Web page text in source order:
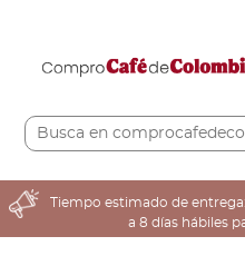
COMPRA AQUÍ
COLOMBIA CAFETERA
Tiempo estimado de
a 8 días hábiles